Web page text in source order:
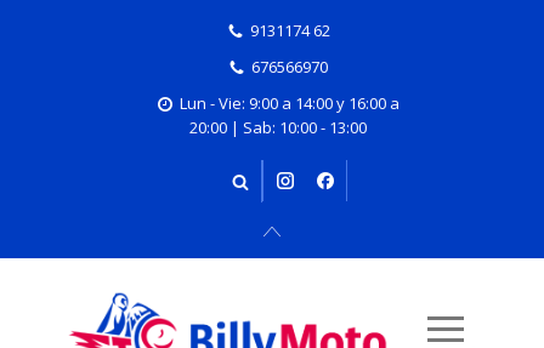
9131174 62
676566970
Lun - Vie: 9:00 a 14:00 y 16:00 a
20:00 | Sab: 10:00 - 13:00